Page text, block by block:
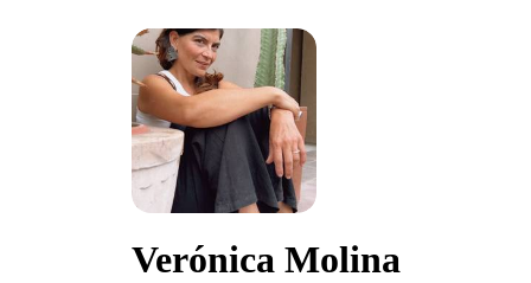
Verónica Molina